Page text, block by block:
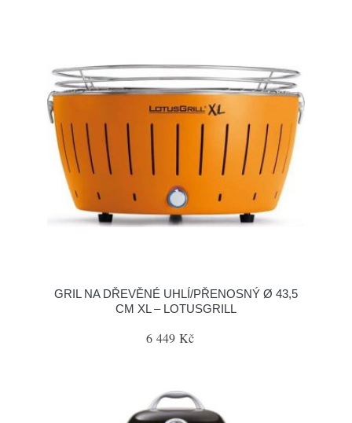
GRIL NA DŘEVĚNÉ UHLÍ/PŘENOSNÝ Ø 43,5
CM XL – LOTUSGRILL
6 449 Kč